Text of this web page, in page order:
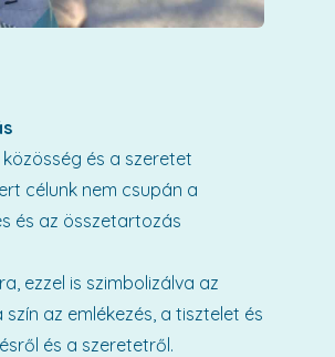
és a szeretet
célunk nem csupán a
és az összetartozás
ezzel is szimbolizálva az
az emlékezés, a tisztelet és
és a szeretetről.